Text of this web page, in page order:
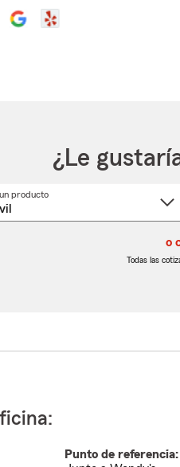
¿Le
productoSeleccione
o
Todas las
Punto de referencia: